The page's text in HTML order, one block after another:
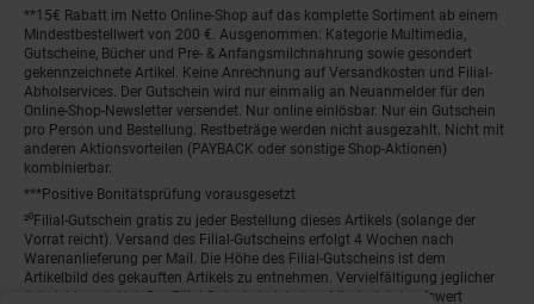
**15€ Rabatt im Netto Online-Shop auf das komplette Sortiment ab einem
Mindestbestellwert von 200 €. Ausgenommen: Kategorie Multimedia,
Gutscheine, Bücher und Pre- & Anfangsmilchnahrung sowie gesondert
gekennzeichnete Artikel. Keine Anrechnung auf Versandkosten und Filial-
Abholservices. Der Gutschein wird nur einmalig an Neuanmelder für den
Online-Shop-Newsletter versendet. Nur online einlösbar. Nur ein Gutschein
pro Person und Bestellung. Restbeträge werden nicht ausgezahlt. Nicht mit
anderen Aktionsvorteilen (PAYBACK oder sonstige Shop-Aktionen)
kombinierbar.
***Positive Bonitätsprüfung vorausgesetzt
²⁰Filial-Gutschein gratis zu jeder Bestellung dieses Artikels (solange der
Vorrat reicht). Versand des Filial-Gutscheins erfolgt 4 Wochen nach
Warenanlieferung per Mail. Die Höhe des Filial-Gutscheins ist dem
Artikelbild des gekauften Artikels zu entnehmen. Vervielfältigung jeglicher
Art nicht gestattet. Der Filial-Gutschein ist ohne Mindesteinkaufswert